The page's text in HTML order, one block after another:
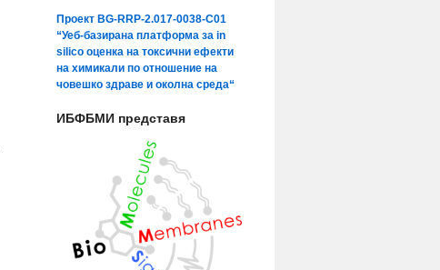
Проект BG-RRP-2.017-0038-C01
“Уеб-базирана платформа за in
silico оценка на токсични ефекти
на химикали по отношение на
човешко здраве и околна среда“
ИБФБМИ представя